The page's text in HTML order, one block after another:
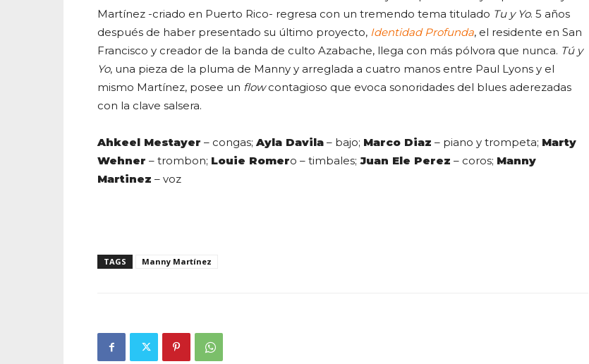
Club
Martínez -criado en Puerto Rico- regresa con un tremendo tema titulado Tu y Yo. 5 años
después de haber presentado su último proyecto, Identidad Profunda, el residente en San
Francisco y creador de la banda de culto Azabache, llega con más pólvora que nunca. Tú y
Yo, una pieza de la pluma de Manny y arreglada a cuatro manos entre Paul Lyons y el
mismo Martínez, posee un flowcontagioso que evoca sonoridades del blues aderezadas
con la clave salsera.
Ahkeel Mestayer – congas; Ayla Davila – bajo; Marco Diaz – piano y trompeta; Marty
Wehner – trombon; Louie Romero – timbales; Juan Ele Perez – coros; Manny
Martinez – voz
TAGS Manny Martínez